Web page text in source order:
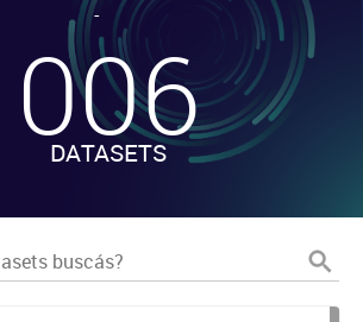
-
006
DATASETS